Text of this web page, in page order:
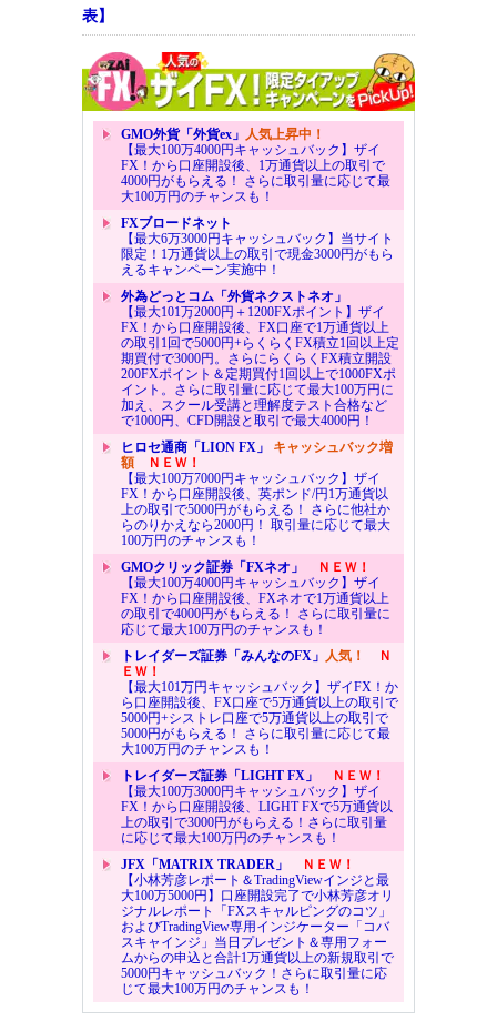
表】
GMO外貨「外貨ex」 人気上昇中！
【最大100万4000円キャッシュバック】ザイ
FX！から口座開設後、1万通貨以上の取引で
4000円がもらえる！ さらに取引量に応じて最
大100万円のチャンスも！
FXブロードネット
【最大6万3000円キャッシュバック】当サイト
限定！1万通貨以上の取引で現金3000円がもら
えるキャンペーン実施中！
外為どっとコム「外貨ネクストネオ」
【最大101万2000円＋1200FXポイント】ザイ
FX！から口座開設後、FX口座で1万通貨以上
の取引1回で5000円+らくらくFX積立1回以上定
期買付で3000円。さらにらくらくFX積立開設
200FXポイント＆定期買付1回以上で1000FXポ
イント。さらに取引量に応じて最大100万円に
加え、スクール受講と理解度テスト合格など
で1000円、CFD開設と取引で最大4000円！
ヒロセ通商「LION FX」 キャッシュバック増
額ＮＥＷ！
【最大100万7000円キャッシュバック】ザイ
FX！から口座開設後、英ポンド/円1万通貨以
上の取引で5000円がもらえる！ さらに他社か
らのりかえなら2000円！ 取引量に応じて最大
100万円のチャンスも！
GMOクリック証券「FXネオ」
ＮＥＷ！
【最大100万4000円キャッシュバック】ザイ
FX！から口座開設後、FXネオで1万通貨以上
の取引で4000円がもらえる！ さらに取引量に
応じて最大100万円のチャンスも！
トレイダーズ証券「みんなのFX」 人気！
Ｎ
ＥＷ！
【最大101万円キャッシュバック】ザイFX！か
ら口座開設後、FX口座で5万通貨以上の取引で
5000円+シストレ口座で5万通貨以上の取引で
5000円がもらえる！ さらに取引量に応じて最
大100万円のチャンスも！
トレイダーズ証券「LIGHT FX」
ＮＥＷ！
【最大100万3000円キャッシュバック】ザイ
FX！から口座開設後、LIGHT FXで5万通貨以
上の取引で3000円がもらえる！さらに取引量
に応じて最大100万円のチャンスも！
JFX「MATRIX TRADER」
ＮＥＷ！
【小林芳彦レポート＆TradingViewインジと最
大100万5000円】口座開設完了で小林芳彦オリ
ジナルレポート「FXスキャルピングのコツ」
およびTradingView専用インジケーター「コバ
スキャインジ」当日プレゼント＆専用フォー
ムからの申込と合計1万通貨以上の新規取引で
5000円キャッシュバック！さらに取引量に応
じて最大100万円のチャンスも！